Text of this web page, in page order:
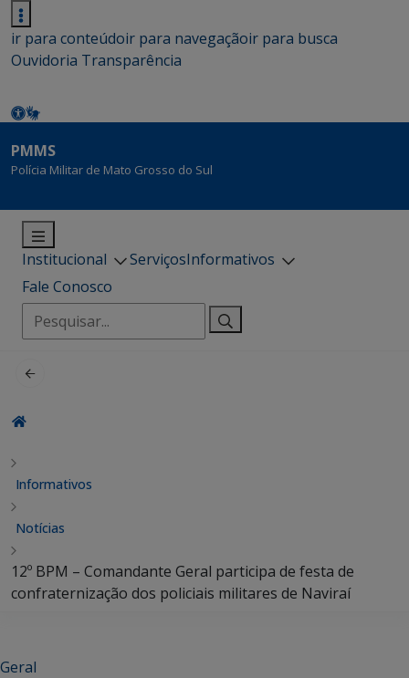
ir para conteúdoir para navegaçãoir para busca
Ouvidoria Transparência
PMMS
Polícia Militar de Mato Grosso do Sul
Institucional ServiçosInformativos
Fale Conosco
Pesquisar
por:
Informativos
Notícias
12º BPM – Comandante Geral participa de festa de
confraternização dos policiais militares de Naviraí
Geral